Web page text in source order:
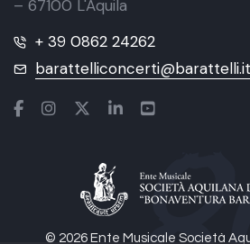
© 2026 Ente Musicale Società
– 67100 L'Aquila
+ 39 0862 24262
barattelliconcerti@barattelli.it